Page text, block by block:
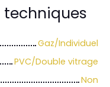
techniques
Gaz/Individuel
PVC/Double vitrage
Non